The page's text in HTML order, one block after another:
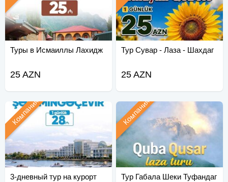
Туры в Исмаиллы Лахидж
25 AZN
Тур Сувар - Лаза - Шахдаг
25 AZN
3-дневный тур на курорт
Компания
Тур Габала Шеки Туфандаг
Компания